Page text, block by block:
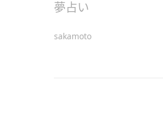
夢占い
sakamoto